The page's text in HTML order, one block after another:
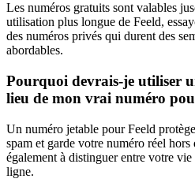
Les numéros gratuits sont valables
utilisation plus longue de Feeld,
des numéros privés qui durent des
abordables.
Pourquoi devrais-je utiliser
lieu de mon vrai numéro
Un numéro jetable pour Feeld
spam et garde votre numéro réel
également à distinguer entre votre
ligne.